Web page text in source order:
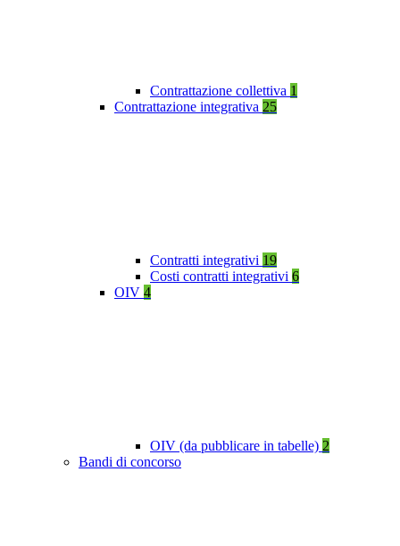
Contrattazione collettiva 1
Contrattazione integrativa 25
Contratti integrativi 19
Costi contratti integrativi 6
OIV 4
OIV (da pubblicare in tabelle) 2
Bandi di concorso